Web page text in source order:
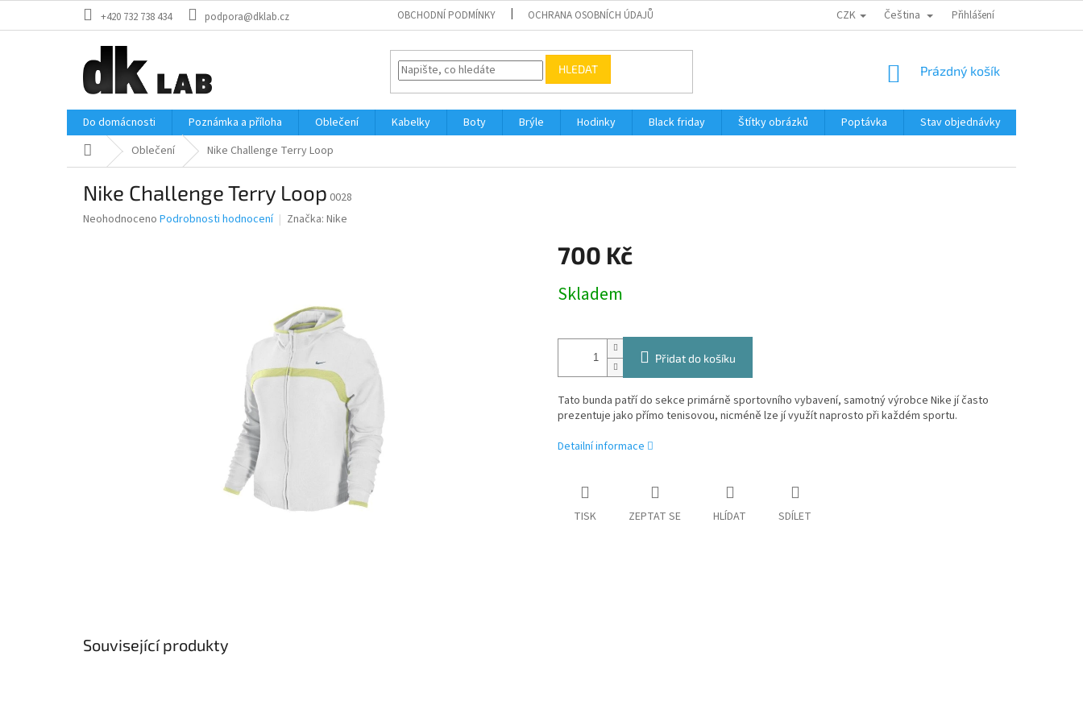
+420 732 738 434 podpora@dklab.cz OBCHODNÍ PODMÍNKY OCHRANA OSOBNÍCH ÚDAJŮ CZK Čeština Přihlášení
HLEDAT
NÁKUPNÍ
Prázdný košík
Do domácnosti Poznámka a příloha Oblečení Kabelky Boty Brýle Hodinky Black friday Štítky obrázků Poptávka Stav objednávky
Domů Oblečení Nike Challenge Terry Loop
Nike Challenge Terry Loop 0028
Průměrné
Neohodnoceno Podrobnosti hodnocení Značka: Nike
700 Kč
cena:
Skladem
Přidat do košíku
Tato bunda patří do sekce primárně sportovního vybavení, samotný výrobce Nike jí často
prezentuje jako přímo tenisovou, nicméně lze jí využít naprosto při každém sportu.
Detailní informace
TISK ZEPTAT SE HLÍDAT SDÍLET
Související produkty